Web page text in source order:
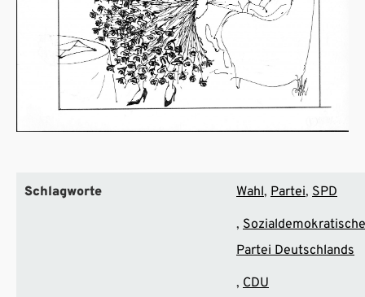
Schlagworte Wahl Partei SPD
Sozialdemokratische
Partei Deutschlands
CDU